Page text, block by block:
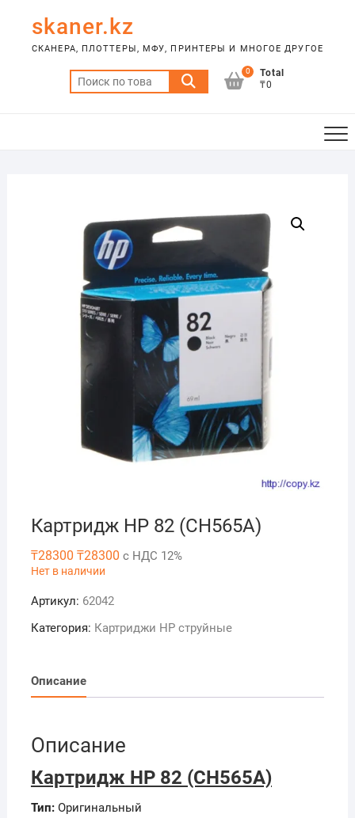
content
skaner.kz
СКАНЕРА, ПЛОТТЕРЫ, МФУ, ПРИНТЕРЫ И МНОГОЕ ДРУГОЕ
Искать:
0
Total
₸0
Картридж HP 82 (CH565A)
₸28300 ₸28300 с НДС 12%
Нет в наличии
Артикул: 62042
Категория: Картриджи HP струйные
Описание
Описание
Картридж HP 82 (CH565A)
Тип: Оригинальный